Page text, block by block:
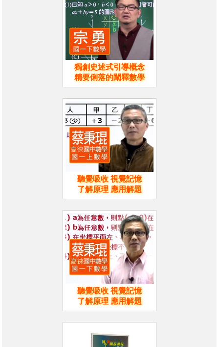
獨創史述式引導概念
精要俐落的闡釋數學
聽覺吸收 視覺記憶
了解原理 應用解題
聽覺吸收 視覺記憶
了解原理 應用解題